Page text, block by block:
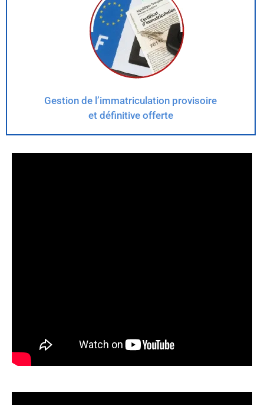
Gestion de l’immatriculation provisoire
et définitive offerte